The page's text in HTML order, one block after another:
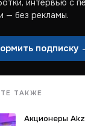
интервью с
— без рекламы.
подписку
ТАКЖЕ
Акционеры